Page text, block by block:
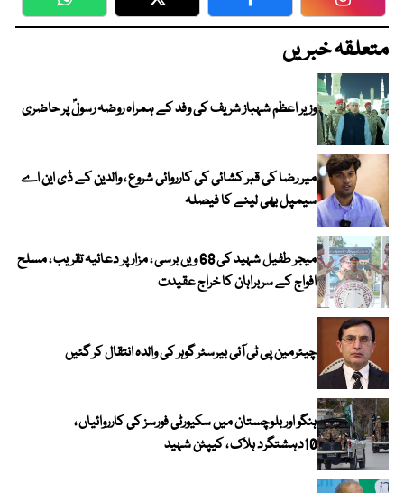
WhatsApp Twitter Facebook
متعلقہ خبریں
وزیر اعظم شہباز شریف کی وفد کے ہمراہ روضہ رسولؐ پر حاضری
میر رضا کی قبر کشائی کی کارروائی شروع ، والدین کے ڈی این اے
سیمپل بھی لینے کا فیصلہ
میجر طفیل شہید کی 68 ویں برسی ، مزار پر دعائیہ تقریب ، مسلح
افواج کے سربراہان کا خراج عقیدت
چیئرمین پی ٹی آئی بیرسٹر گوہر کی والدہ انتقال کر گئیں
ہنگو اور بلوچستان میں سکیورٹی فورسز کی کارروائیاں ،
10دہشتگرد ہلاک ، کیپٹن شہید